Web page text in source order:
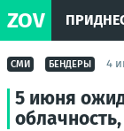
ZOV
СМИ БЕНДЕРЫ 4
5 июня